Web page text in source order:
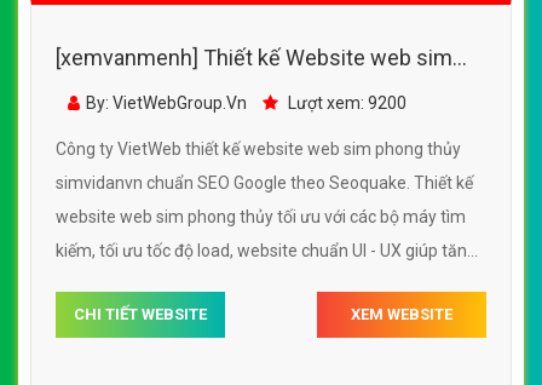
[xemvanmenh] Thiết kế Website web sim
phong thủy - simvidanvn
By: VietWebGroup.Vn Lượt xem: 9200
Công ty VietWeb thiết kế website web sim phong thủy
simvidanvn chuẩn SEO Google theo Seoquake. Thiết kế
website web sim phong thủy tối ưu với các bộ máy tìm
kiếm, tối ưu tốc độ load, website chuẩn UI - UX giúp tăng
simvidanvn
CHI TIẾT WEBSITE XEM WEBSITE